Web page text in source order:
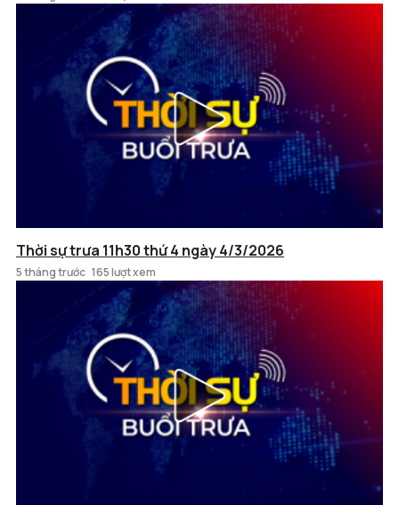
Thời sự trưa 11h30 thứ 4 ngày 4/3/2026
5 tháng trước 165 lượt xem